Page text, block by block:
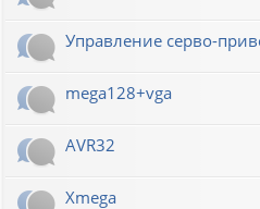
Управление серво-
mega128+vga
AVR32
Xmega